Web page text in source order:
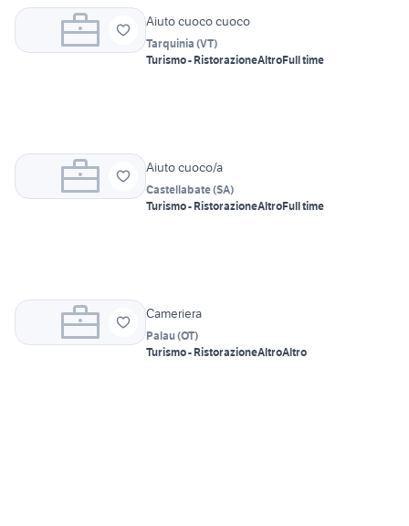
Aiuto cuoco cuoco
Tarquinia (VT)
Turismo - RistorazioneAltroFull time
Aiuto cuoco/a
Castellabate(SA)
Turismo - RistorazioneAltroFull time
Cameriera
Palau(OT)
Turismo - RistorazioneAltroAltro